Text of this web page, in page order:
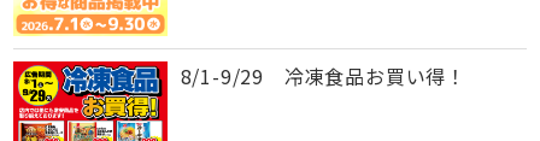
8/1-9/29 冷凍食品お買い得！